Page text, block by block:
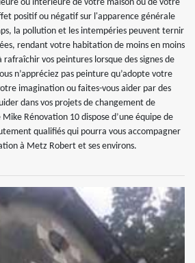
ou intérieure de votre maison ou de votre
positif ou négatif sur l'apparence générale
la pollution et les intempéries peuvent ternir
rendant votre habitation de moins en moins
vos peintures lorsque des signes de
n’appréciez pas peinture qu’adopte votre
imagination ou faites-vous aider par des
dans vos projets de changement de
Rénovation 10 dispose d’une équipe de
qualifiés qui pourra vous accompagner
à Metz Robert et ses environs.